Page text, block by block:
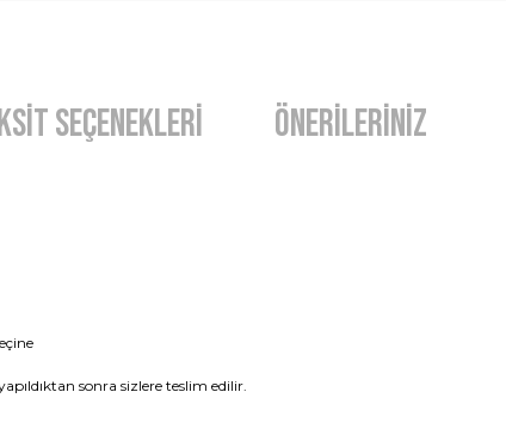
Seçenekleri Önerileriniz
sonra sizlere teslim edilir.